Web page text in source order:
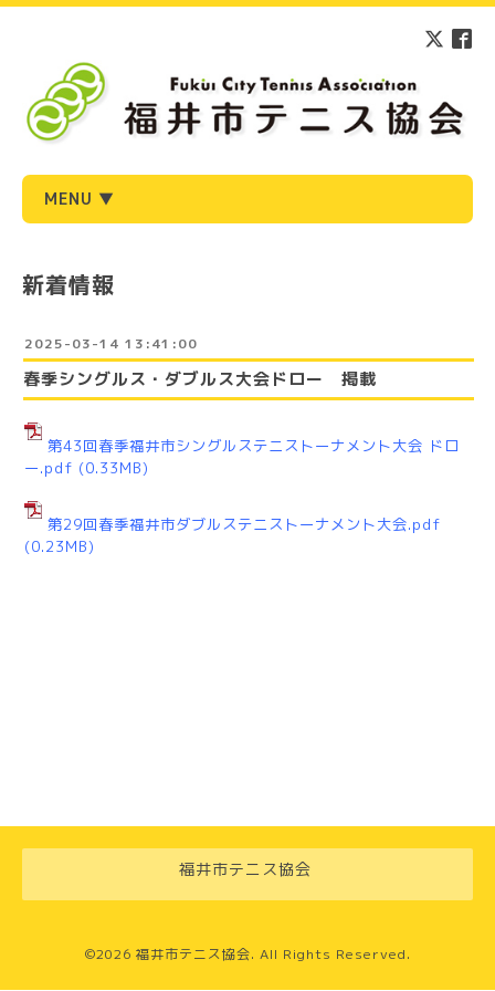
MENU ▼
新着情報
2025-03-14 13:41:00
春季シングルス・ダブルス大会ドロー 掲載
第43回春季福井市シングルステニストーナメント大会 ドロ
ー.pdf (0.33MB)
第29回春季福井市ダブルステニストーナメント大会.pdf
(0.23MB)
福井市テニス協会
©2026 福井市テニス協会. All Rights Reserved.